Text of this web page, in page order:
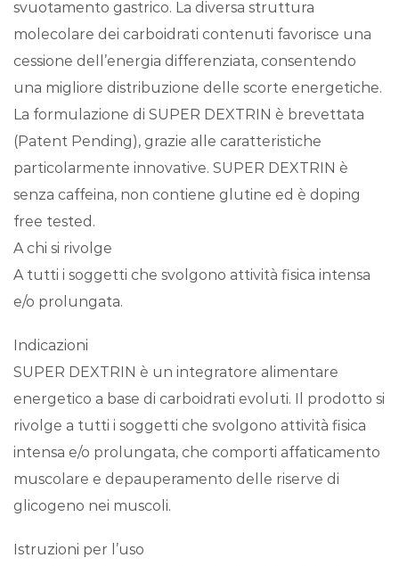
svuotamento gastrico. La diversa struttura
molecolare dei carboidrati contenuti favorisce una
cessione dell’energia differenziata, consentendo
una migliore distribuzione delle scorte energetiche.
La formulazione di SUPER DEXTRIN è brevettata
(Patent Pending), grazie alle caratteristiche
particolarmente innovative. SUPER DEXTRIN è
senza caffeina, non contiene glutine ed è doping
free tested.
A chi si rivolge
A tutti i soggetti che svolgono attività fisica intensa
e/o prolungata.
Indicazioni
SUPER DEXTRIN è un integratore alimentare
energetico a base di carboidrati evoluti. Il prodotto si
rivolge a tutti i soggetti che svolgono attività fisica
intensa e/o prolungata, che comporti affaticamento
muscolare e depauperamento delle riserve di
glicogeno nei muscoli.
Istruzioni per l’uso